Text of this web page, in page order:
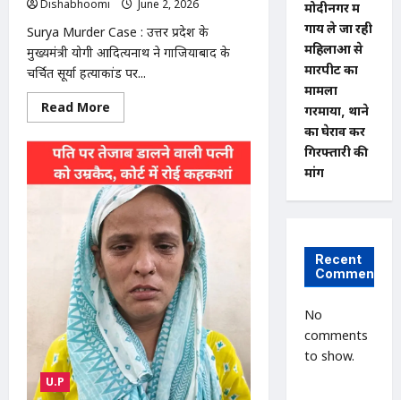
की
आशंका
Dishabhoomi
June 2, 2026
Surya Murder Case : उत्तर प्रदेश के
मुख्यमंत्री योगी आदित्यनाथ ने गाजियाबाद के
चर्चित सूर्या हत्याकांड पर...
Read More
more
Surya
Murder
Case
:
सूर्या
मर्डर
केस
में
योगी
सख्त,
बोले-
छुरेबाजी
बर्दाश्त
नहीं,
शस्त्र
उठाना
होगा,कानून
से
खिलवाड़
करने
वालों
U.P
मोदीनगर में
गाय ले जा रही
महिलाओं से
मारपीट का
मामला
गरमाया, थाने
का घेराव कर
गिरफ्तारी की
मांग
Recent
Comments
No
comments
to show.